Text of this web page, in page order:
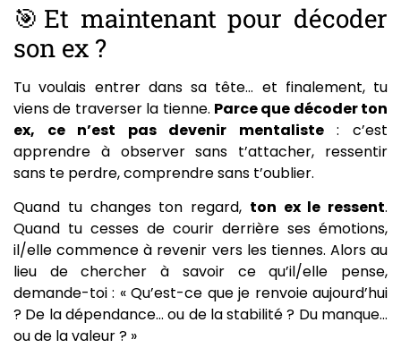
🎯Et maintenant pour décoder
son ex ?
Tu voulais entrer dans sa tête… et finalement, tu
viens de traverser la tienne. Parce que décoder ton
ex, ce n’est pas devenir mentaliste: c’est
apprendre à observer sans t’attacher, ressentir
sans te perdre, comprendre sans t’oublier.
Quand tu changes ton regard, ton ex le ressent.
Quand tu cesses de courir derrière ses émotions,
il/elle commence à revenir vers les tiennes. Alors au
lieu de chercher à savoir ce qu’il/elle pense,
demande-toi : « Qu’est-ce que je renvoie aujourd’hui
? De la dépendance… ou de la stabilité ? Du manque…
ou de la valeur ? »